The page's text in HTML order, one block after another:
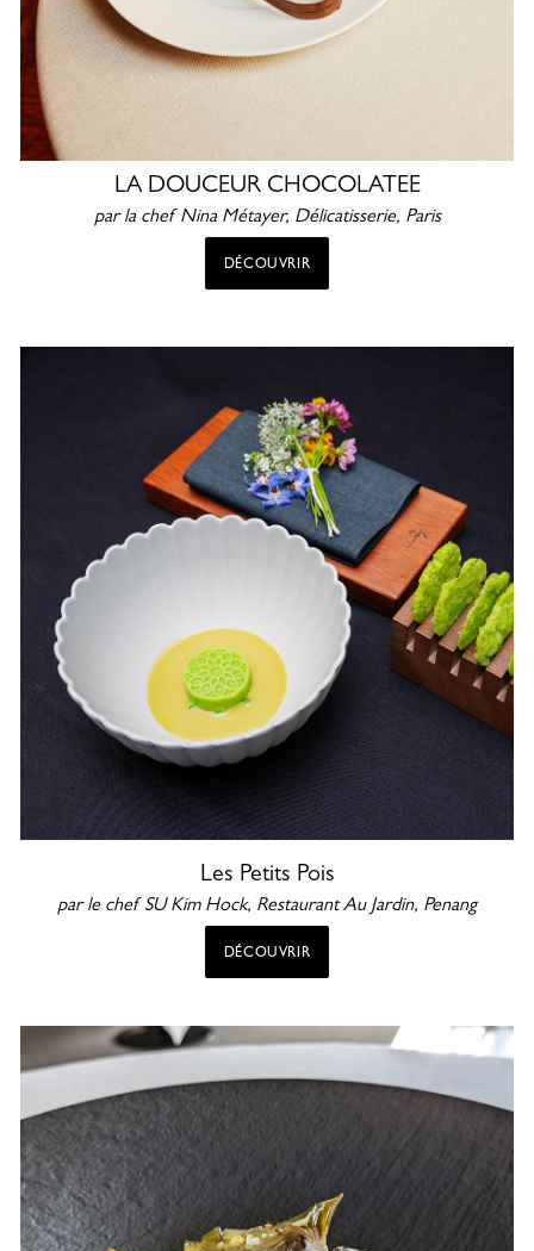
LA DOUCEUR CHOCOLATEE
par la chef Nina Métayer, Délicatisserie, Paris
DÉCOUVRIR
Les Petits Pois
par le chef SU Kim Hock, RestaurantAu Jardin, Penang
DÉCOUVRIR